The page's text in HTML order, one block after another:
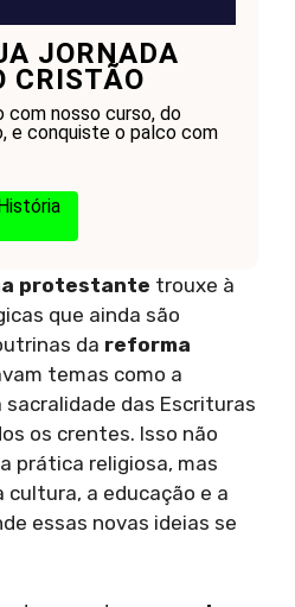
JORNADA
CRISTÃO
com nosso curso, do
e conquiste o palco com
protestante trouxe à
que ainda são
da reforma
temas como a
das Escrituras
os crentes. Isso não
prática religiosa, mas
a educação e a
essas novas ideias se